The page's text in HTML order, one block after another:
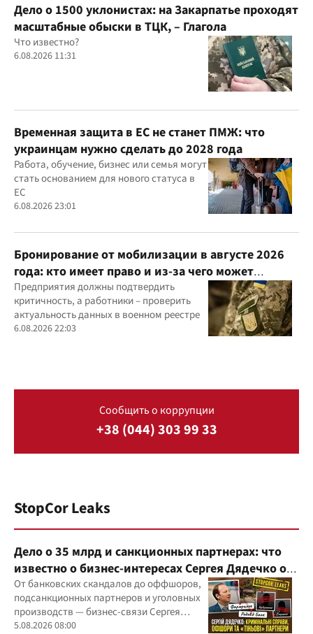
Дело о 1500 уклонистах: на Закарпатье проходят
масштабные обыски в ТЦК, – Глагола
Что известно?
6.08.2026 11:31
Временная защита в ЕС не станет ПМЖ: что
украинцам нужно сделать до 2028 года
Работа, обучение, бизнес или семья могут
стать основанием для нового статуса в
ЕС
6.08.2026 23:01
Бронирование от мобилизации в августе 2026
года: кто имеет право и из-за чего может
отказать
Предприятия должны подтвердить
критичность, а работники – проверить
актуальность данных в военном реестре
6.08.2026 22:03
Сообщить о коррупции
+38 (044) 303 99 33
StopCor Leaks
Дело о 35 млрд и санкционных партнерах: что
известно о бизнес-интересах Сергея Дядечко от
"Родовид Банка" до "ФАРМАСЕЛ"
От банковских скандалов до оффшоров,
подсанкционных партнеров и уголовных
производств — бизнес-связи Сергея
Дядечко до сих пор простираются через
5.08.2026 08:00